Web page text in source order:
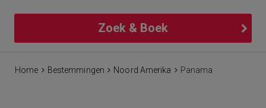
Zoek & Boek
Home Bestemmingen Noord Amerika Panama